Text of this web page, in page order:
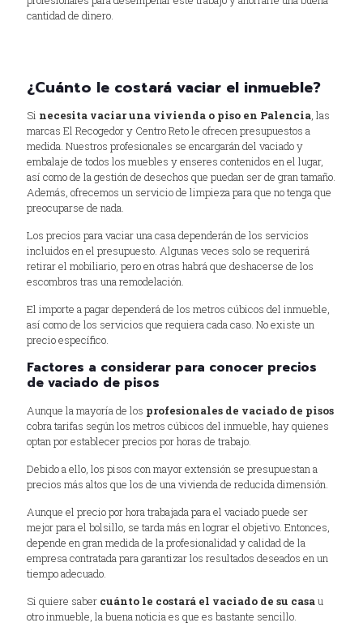
cantidad de dinero.
¿Cuánto le costará vaciar el inmueble?
Si necesita vaciar una vivienda o piso en Palencia , las
marcas El Recogedor y Centro Reto le ofrecen presupuestos a
medida. Nuestros profesionales se encargarán del vaciado y
embalaje de todos los muebles y enseres contenidos en el lugar,
así como de la gestión de desechos que puedan ser de gran tamaño.
Además, ofrecemos un servicio de limpieza para que no tenga que
preocuparse de nada.
Los precios para vaciar una casa dependerán de los servicios
incluidos en el presupuesto. Algunas veces solo se requerirá
retirar el mobiliario, pero en otras habrá que deshacerse de los
escombros tras una remodelación.
El importe a pagar dependerá de los metros cúbicos del inmueble,
así como de los servicios que requiera cada caso. No existe un
precio específico.
Factores a considerar para conocer precios
de vaciado de pisos
Aunque la mayoría de los profesionales de vaciado de pisos
cobra tarifas según los metros cúbicos del inmueble, hay quienes
optan por establecer precios por horas de trabajo.
Debido a ello, los pisos con mayor extensión se presupuestan a
precios más altos que los de una vivienda de reducida dimensión.
Aunque el precio por hora trabajada para el vaciado puede ser
mejor para el bolsillo, se tarda más en lograr el objetivo. Entonces,
depende en gran medida de la profesionalidad y calidad de la
empresa contratada para garantizar los resultados deseados en un
tiempo adecuado.
Si quiere saber cuánto le costará el vaciado de su casau
otro inmueble, la buena noticia es que es bastante sencillo.